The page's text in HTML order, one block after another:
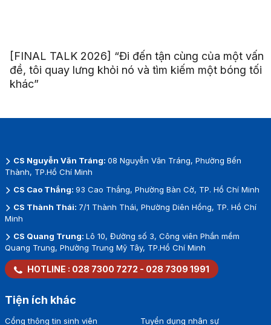
[FINAL TALK 2026] “Đi đến tận cùng của một vấn
đề, tôi quay lưng khỏi nó và tìm kiếm một bóng tối
khác”
CS Nguyễn Văn Tráng: 08 Nguyễn Văn Tráng, Phường Bến
Thành, TP.Hồ Chí Minh
CS Cao Thắng: 93 Cao Thắng, Phường Bàn Cờ, TP. Hồ Chí Minh
CS Thành Thái: 7/1 Thành Thái, Phường Diên Hồng, TP. Hồ Chí
Minh
CS Quang Trung: Lô 10, Đường số 3, Công viên Phần mềm
Quang Trung, Phường Trung Mỹ Tây, TP.Hồ Chí Minh
HOTLINE : 028 7300 7272 - 028 7309 1991
Tiện ích khác
Cổng thông tin sinh viên Tuyển dụng nhân sự